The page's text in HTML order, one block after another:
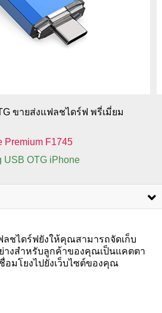
ขายส่งแฟลชไดร์ฟ พรี่เมี่ยม
Premium F1745
USB OTG iPhone
ชไดร์ฟยังให้คุณสามารถจัดเก็บ
งสำหรับลูกค้าของคุณเป็นแคตตา
มโยงไปยังเว็บไซต์ของคุณ